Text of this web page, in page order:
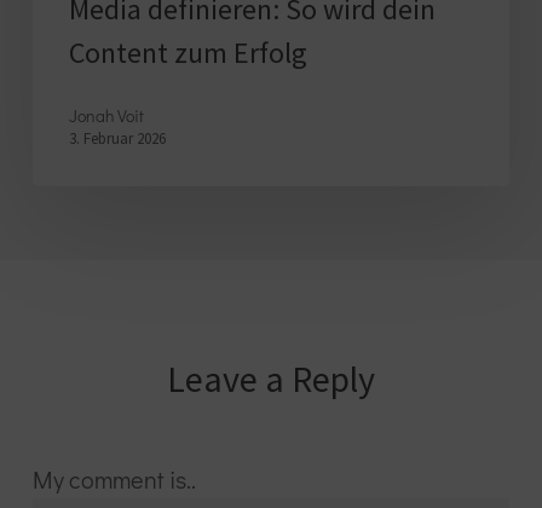
zum
Erfolg
Media definieren: So wird dein
Content zum Erfolg
Jonah Voit
3. Februar 2026
Leave a Reply
My comment is..